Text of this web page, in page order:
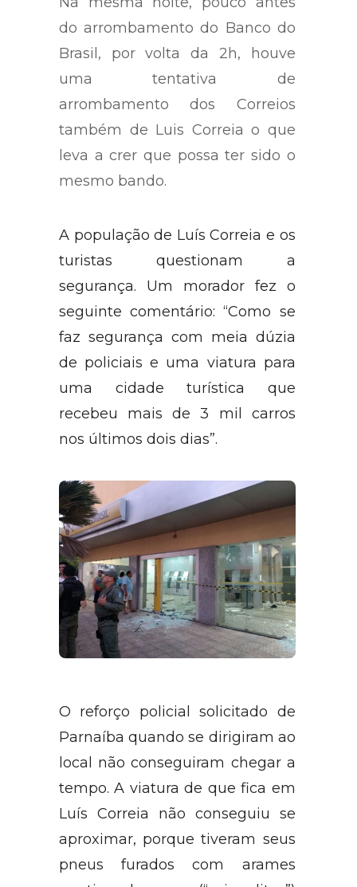
Na mesma noite, pouco antes
do arrombamento do Banco do
Brasil, por volta da 2h, houve
uma tentativa de
arrombamento dos Correios
também de Luis Correia o que
leva a crer que possa ter sido o
A população de Luís Correia e os
turistas questionam a
segurança. Um morador fez o
seguinte comentário: “Como se
faz segurança com meia dúzia
de policiais e uma viatura para
uma cidade turística que
recebeu mais de 3 mil carros
O reforço policial solicitado de
Parnaíba quando se dirigiram ao
local não conseguiram chegar a
tempo. A viatura de que fica em
Luís Correia não conseguiu se
aproximar, porque tiveram seus